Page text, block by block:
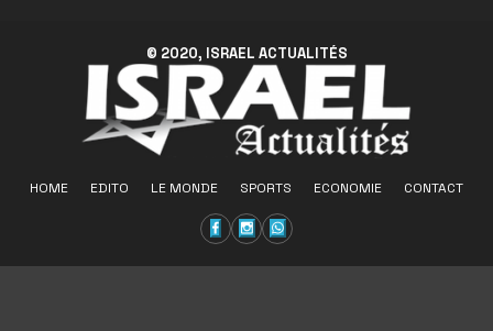
© 2020, ISRAEL ACTUALITÉS
HOME EDITO LE MONDE SPORTS ECONOMIE CONTACT